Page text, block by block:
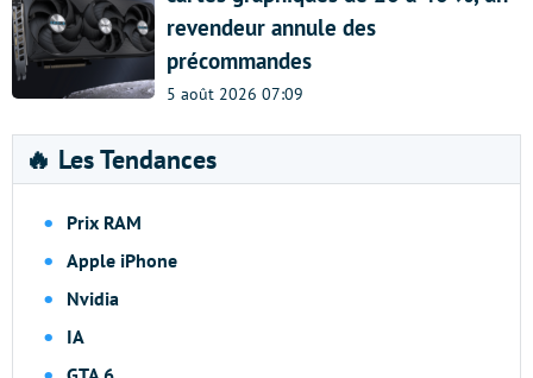
revendeur annule des
précommandes
5 août 2026 07:09
🔥 Les Tendances
Prix RAM
Apple iPhone
Nvidia
IA